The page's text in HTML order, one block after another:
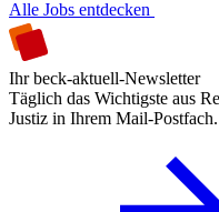
Alle Jobs entdecken
Ihr beck-aktuell-Newsletter
Täglich das Wichtigste aus
Justiz in Ihrem Mail-Postfach.